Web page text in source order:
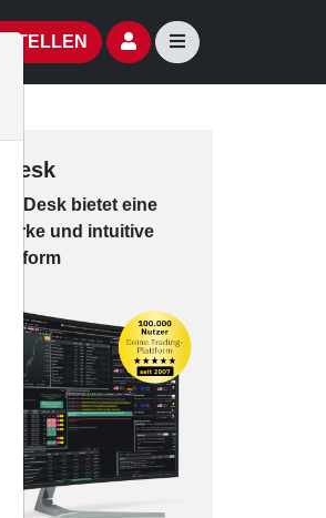
Artikelsuche öffnenSeitennavigation
Desk bie­tet eine
und in­tui­tive